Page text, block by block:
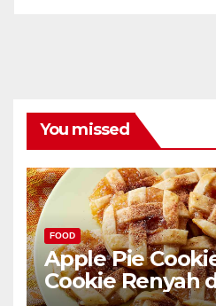
You missed
FOOD
Apple Pie
Cookie Renyah